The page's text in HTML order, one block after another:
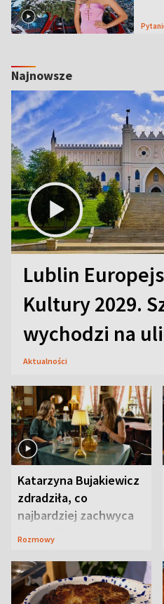
Najnowsze
Lublin
Kultury 2029.
wychodzi na
Aktualności
Katarzyna Bujakiewicz
zdradziła, co
najbardziej zachwyca
ją w Lublinie
Rozmowy